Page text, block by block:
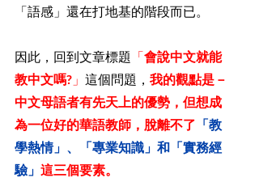
「語感」還在打地基的階段而已。
因此，回到文章標題 「會說中文就能
教中文嗎? 」 這個問題， 我的觀點是－
中文母語者有先天上的優勢，但想成
為一位好的華語教師，脫離不了 「教
學熱情」、「專業知識」和「實務經
驗」 這三個要素。